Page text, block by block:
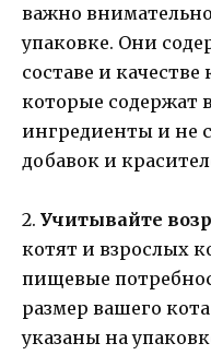
важно
упаковке. Они
составе и
которые содержат
ингредиенты и не
добавок и
2. Учитывайте
котят и взрослых
пищевые
размер вашего
указаны на